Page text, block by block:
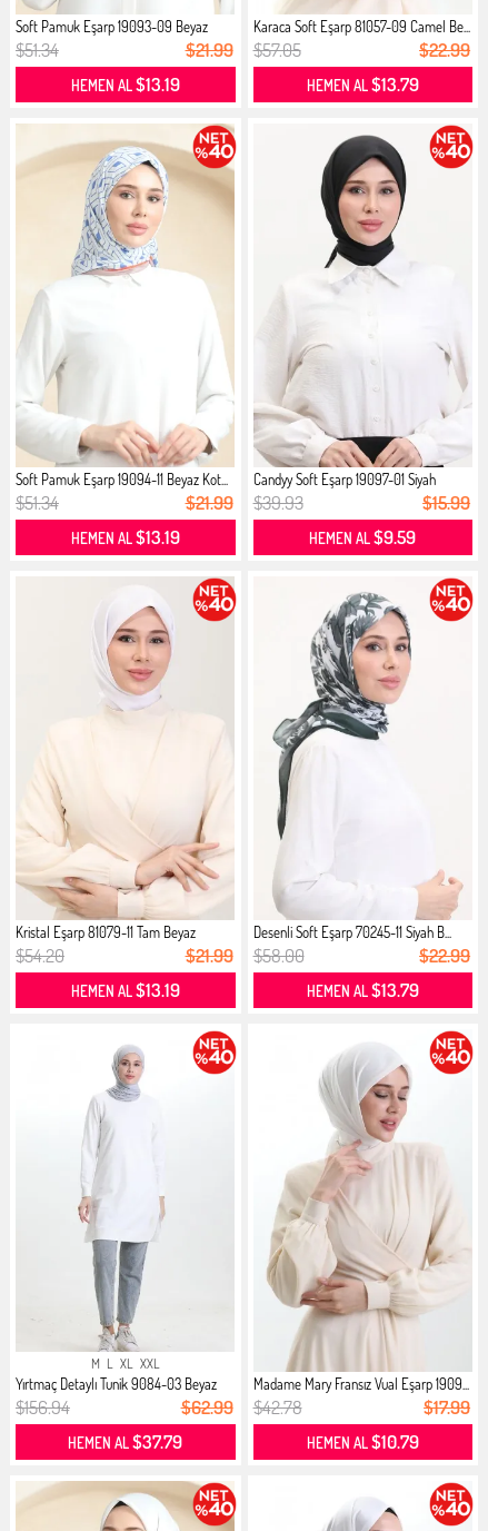
Soft Pamuk Eşarp 19093-09 Beyaz
Kot...
$51.34 $21.99
HEMEN AL$13.19
Karaca Soft Eşarp 81057-09 Camel Be...
$57.05 $22.99
HEMEN AL$13.79
Soft Pamuk Eşarp 19094-11 Beyaz Kot...
$51.34 $21.99
HEMEN AL$13.19
Candyy Soft Eşarp 19097-01 Siyah
$39.93 $15.99
HEMEN AL$9.59
Kristal Eşarp 81079-11 Tam Beyaz
$54.20 $21.99
HEMEN AL$13.19
Desenli Soft Eşarp 70245-11 Siyah B...
$58.00 $22.99
HEMEN AL$13.79
M L XL XXL
Yırtmaç Detaylı Tunik 9084-03 Beyaz
$156.94 $62.99
HEMEN AL$37.79
Madame Mary Fransız Vual Eşarp 1909...
$42.78 $17.99
HEMEN AL$10.79